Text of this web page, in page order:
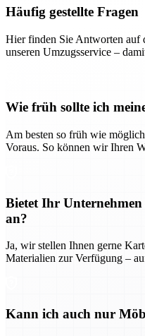
Häufig gestellte Fragen
Hier finden Sie Antworten auf
unseren Umzugsservice –
Wie früh sollte ich
Am besten so früh wie
Voraus. So können wir Ihren
Bietet Ihr
an?
Ja, wir stellen Ihnen gerne
Materialien zur Verfügung –
Kann ich auch nur